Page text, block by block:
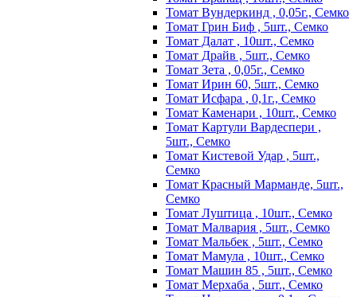
Томат Вундеркинд , 0,05г., Семко
Томат Грин Биф , 5шт., Семко
Томат Далат , 10шт., Семко
Томат Драйв , 5шт., Семко
Томат Зета , 0,05г., Семко
Томат Ирин 60, 5шт., Семко
Томат Исфара , 0,1г., Семко
Томат Каменари , 10шт., Семко
Томат Картули Вардеспери ,
5шт., Семко
Томат Кистевой Удар , 5шт.,
Семко
Томат Красный Марманде, 5шт.,
Семко
Томат Луштица , 10шт., Семко
Томат Малвария , 5шт., Семко
Томат Мальбек , 5шт., Семко
Томат Мамула , 10шт., Семко
Томат Машин 85 , 5шт., Семко
Томат Мерхаба , 5шт., Семко